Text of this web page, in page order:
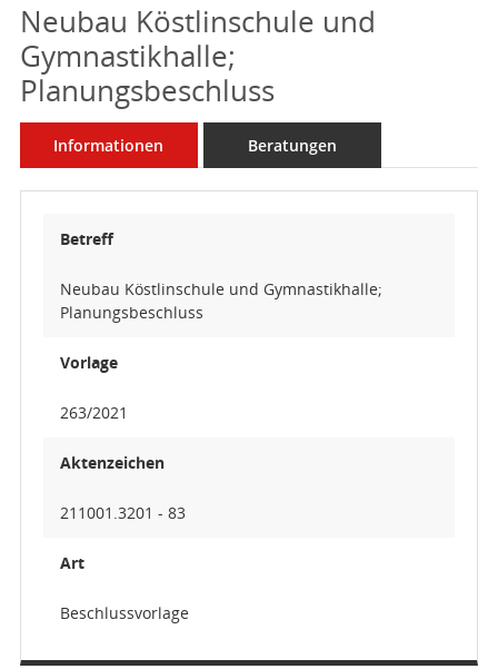
Neubau Köstlinschule und
Gymnastikhalle;
Planungsbeschluss
Informationen Beratungen
Betreff
Neubau Köstlinschule und Gymnastikhalle;
Planungsbeschluss
Vorlage
263/2021
Aktenzeichen
211001.3201 - 83
Art
Beschlussvorlage